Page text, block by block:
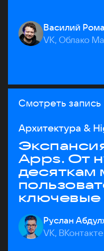
Василий
VK, Облако
Смотреть запись
Архитектура &
Apps. От
десяткам
ключевые
Руслан
VK, ВКонтакте